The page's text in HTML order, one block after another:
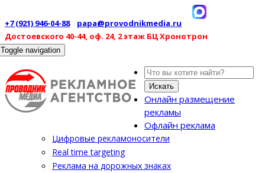
+7 (921) 946-04-88
papa@provodnikmedia.ru
Достоевского 40-44, оф. 24, 2 этаж БЦ Хронотрон
Toggle navigation
Искать
Онлайн размещение
рекламы
Офлайн реклама
Цифровые рекламоносители
Real time targeting
Реклама на дорожных знаках